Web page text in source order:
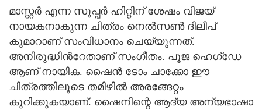
മാസ്റ്റര്‍ എന്ന സൂപ്പര്‍ ഹിറ്റിന് ശേഷം വിജയ്
നായകനാകുന്ന ചിത്രം നെല്‍സണ്‍ ദിലീപ്
കുമാറാണ് സംവിധാനം ചെയ്യുന്നത്.
അനിരുദ്ധിന്‍റേതാണ് സംഗീതം. പൂജ ഹെഗ്ഡേ
ആണ് നായിക. ഷൈന്‍ ടോം ചാക്കോ ഈ
ചിത്രത്തിലൂടെ തമിഴില്‍ അരങ്ങേറ്റം
കുറിക്കുകയാണ്. ഷൈനിന്റെ ആദ്യ അന്യഭാഷാ